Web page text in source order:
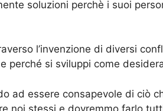
soluzioni perchè i suoi
l’invenzione di diversi
perché si sviluppi come
ad essere consapevole di ciò
noi stessi e dovremmo farlo